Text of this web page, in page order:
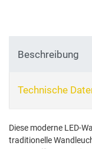
Beschreibung
Technische
Diese moderne LED-
traditionelle